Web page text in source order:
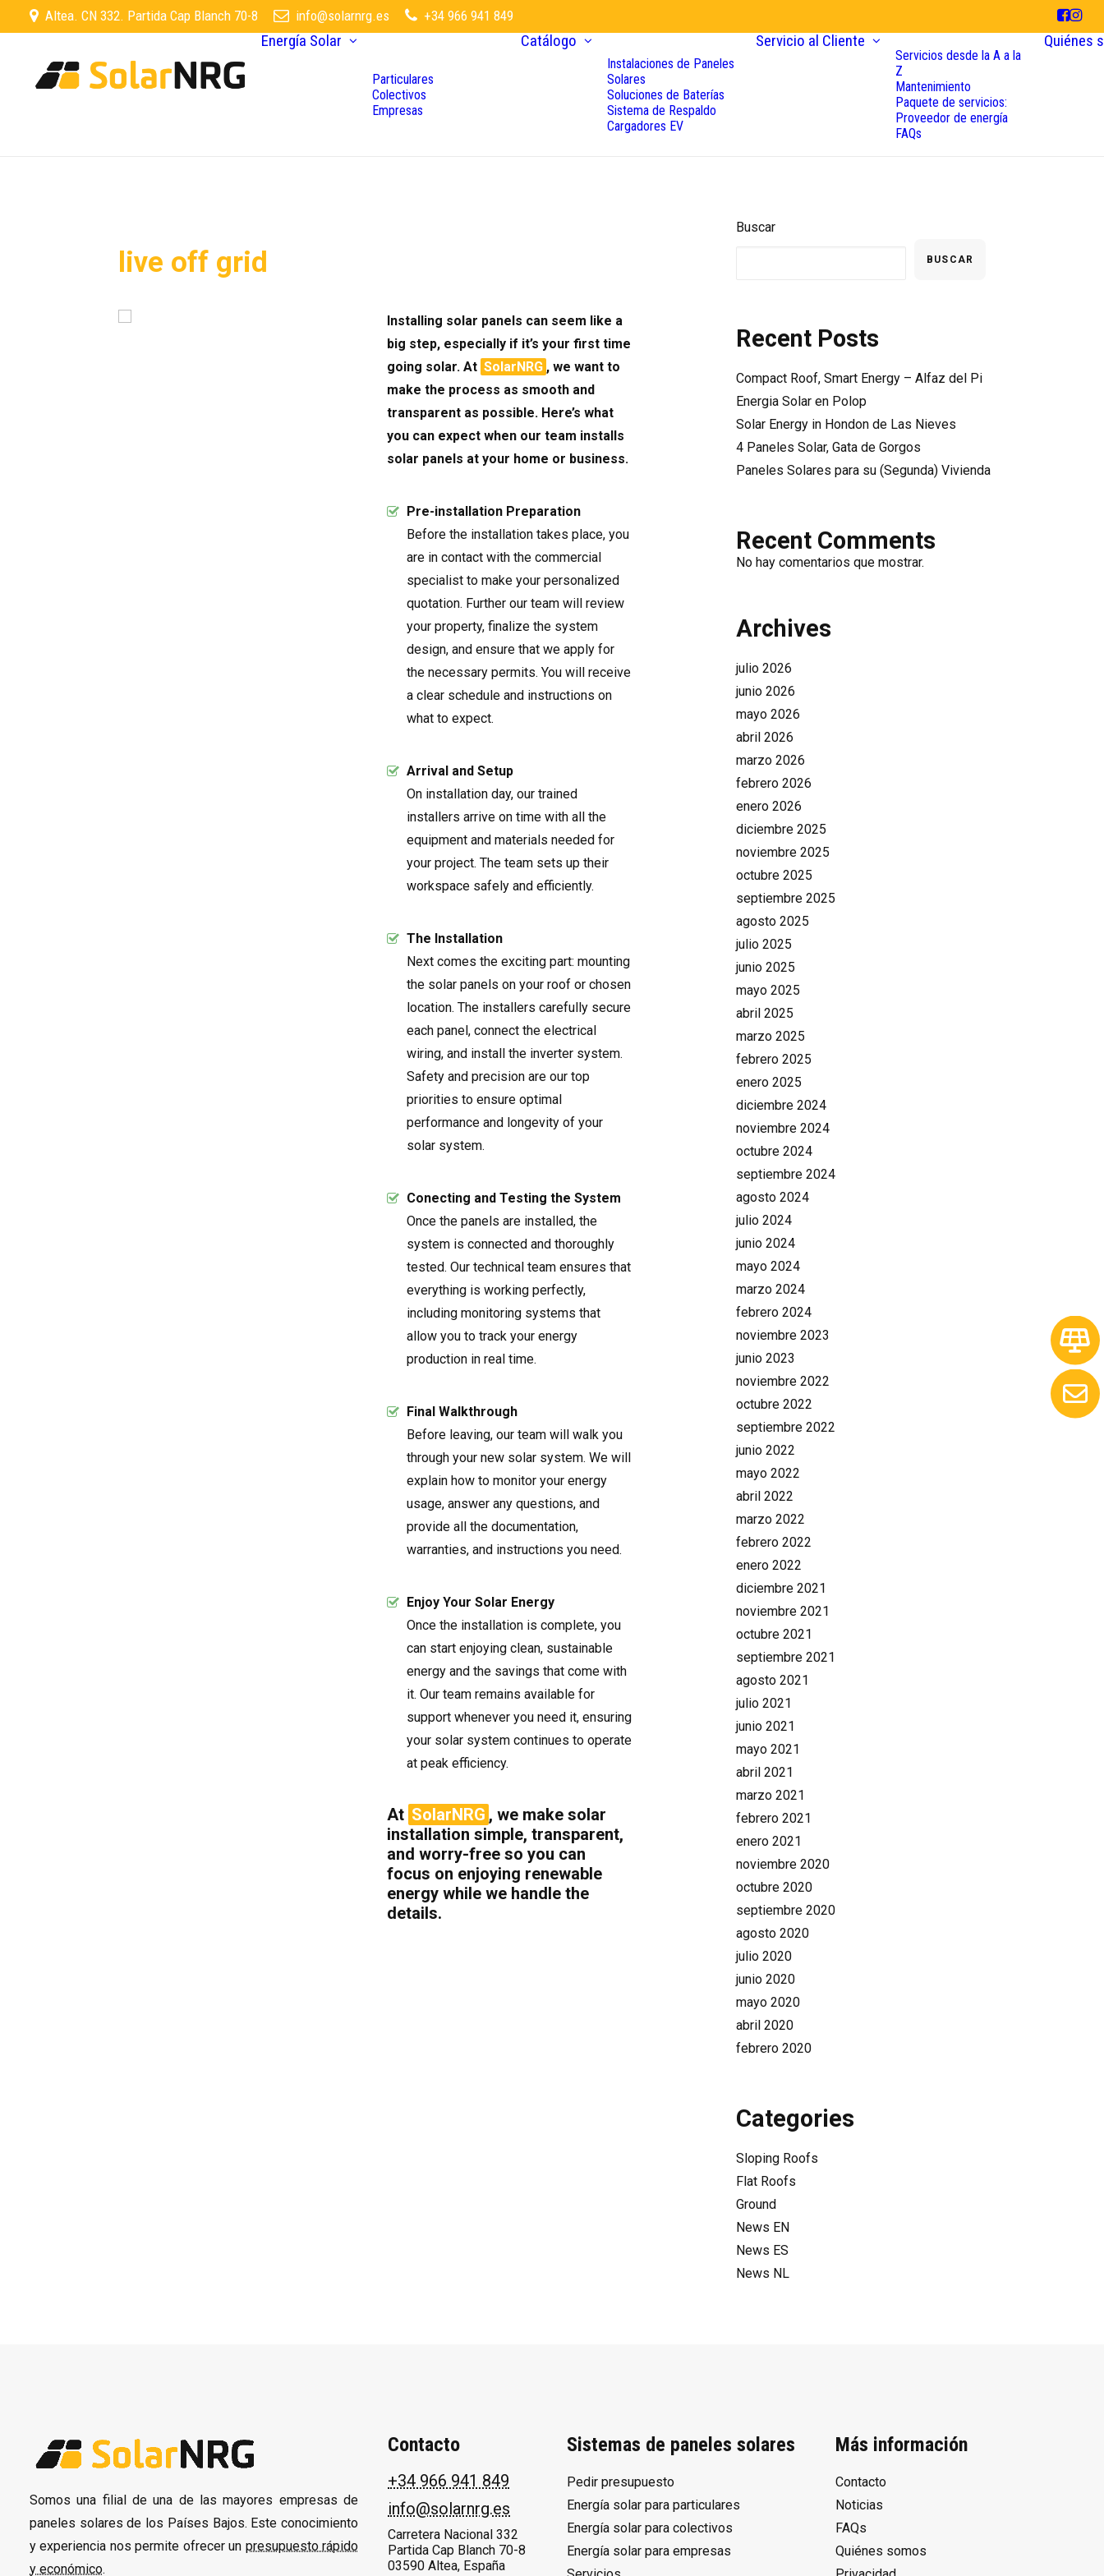
Altea. CN 332. Partida Cap Blanch 70-8 info@solarnrg.es +34 966 941 849
Energía Solar
Particulares
Colectivos
Empresas
Catálogo
Instalaciones de Paneles
Solares
Soluciones de Baterías
Sistema de Respaldo
Cargadores EV
Servicio al Cliente
Servicios desde la A a la
Z
Mantenimiento
Paquete de servicios:
Proveedor de energía
FAQs
Quiénes
live off grid
Installing solar panels can seem like a
big step, especially if it’s your first time
going solar. At SolarNRG , we want to
make the process as smooth and
transparent as possible. Here’s what
you can expect when our team installs
solar panels at your home or business.
Pre-installation Preparation
Before the installation takes place, you
are in contact with the commercial
specialist to make your personalized
quotation. Further our team will review
your property, finalize the system
design, and ensure that we apply for
the necessary permits. You will receive
a clear schedule and instructions on
what to expect.
Arrival and Setup
On installation day, our trained
installers arrive on time with all the
equipment and materials needed for
your project. The team sets up their
workspace safely and efficiently.
The Installation
Next comes the exciting part: mounting
the solar panels on your roof or chosen
location. The installers carefully secure
each panel, connect the electrical
wiring, and install the inverter system.
Safety and precision are our top
priorities to ensure optimal
performance and longevity of your
solar system.
Conecting and Testing the System
Once the panels are installed, the
system is connected and thoroughly
tested. Our technical team ensures that
everything is working perfectly,
including monitoring systems that
allow you to track your energy
production in real time.
Final Walkthrough
Before leaving, our team will walk you
through your new solar system. We will
explain how to monitor your energy
usage, answer any questions, and
provide all the documentation,
warranties, and instructions you need.
Enjoy Your Solar Energy
Once the installation is complete, you
can start enjoying clean, sustainable
energy and the savings that come with
it. Our team remains available for
support whenever you need it, ensuring
your solar system continues to operate
at peak efficiency.
At SolarNRG , we make solar
installation simple, transparent,
and worry-free so you can
focus on enjoying renewable
energy while we handle the
details.
Buscar
BUSCAR
Recent Posts
Compact Roof, Smart Energy – Alfaz del Pi
Energia Solar en Polop
Solar Energy in Hondon de Las Nieves
4 Paneles Solar, Gata de Gorgos
Paneles Solares para su (Segunda) Vivienda
Recent Comments
No hay comentarios que mostrar.
Archives
julio 2026
junio 2026
mayo 2026
abril 2026
marzo 2026
febrero 2026
enero 2026
diciembre 2025
noviembre 2025
octubre 2025
septiembre 2025
agosto 2025
julio 2025
junio 2025
mayo 2025
abril 2025
marzo 2025
febrero 2025
enero 2025
diciembre 2024
noviembre 2024
octubre 2024
septiembre 2024
agosto 2024
julio 2024
junio 2024
mayo 2024
marzo 2024
febrero 2024
noviembre 2023
junio 2023
noviembre 2022
octubre 2022
septiembre 2022
junio 2022
mayo 2022
abril 2022
marzo 2022
febrero 2022
enero 2022
diciembre 2021
noviembre 2021
octubre 2021
septiembre 2021
agosto 2021
julio 2021
junio 2021
mayo 2021
abril 2021
marzo 2021
febrero 2021
enero 2021
noviembre 2020
octubre 2020
septiembre 2020
agosto 2020
julio 2020
junio 2020
mayo 2020
abril 2020
febrero 2020
Categories
Sloping Roofs
Flat Roofs
Ground
News EN
News ES
News NL
Somos una filial de una de las mayores empresas de
paneles solares de los Países Bajos. Este conocimiento
y experiencia nos permite ofrecer un presupuesto rápido
y económico.
Contacto
+34 966 941 849
info@solarnrg.es
Carretera Nacional 332
Partida Cap Blanch 70-8
03590 Altea, España
Sistemas de paneles solares
Pedir presupuesto
Energía solar para particulares
Energía solar para colectivos
Energía solar para empresas
Más información
Contacto
Noticias
FAQs
Quiénes somos